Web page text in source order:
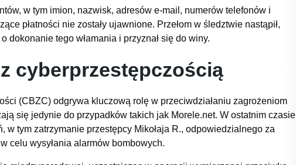
w tym imion, nazwisk, adresów e-mail, numerów telefonów i
płatności nie zostały ujawnione. Przełom w śledztwie nastąpił,
dokonanie tego włamania i przyznał się do winy.
cyberprzestępczością
(CBZC) odgrywa kluczową rolę w przeciwdziałaniu zagrożeniom
się jedynie do przypadków takich jak Morele.net. W ostatnim czasie
w tym zatrzymanie przestępcy Mikołaja R., odpowiedzialnego za
celu wysyłania alarmów bombowych.